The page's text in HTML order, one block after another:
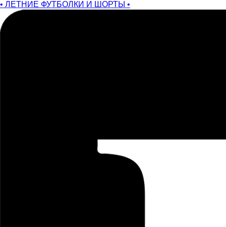
• ЛЕТНИЕ ФУТБОЛКИ И ШОРТЫ •